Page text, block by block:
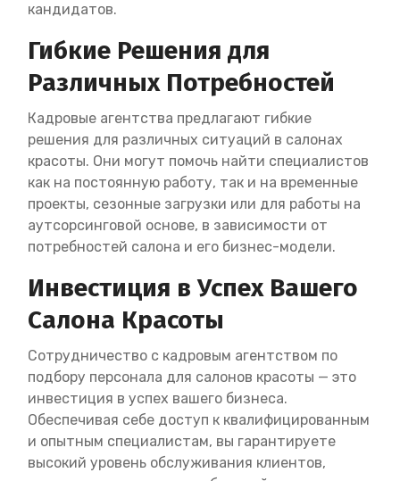
кандидатов.
Гибкие Решения для
Различных Потребностей
Кадровые агентства предлагают гибкие
решения для различных ситуаций в салонах
красоты. Они могут помочь найти специалистов
как на постоянную работу, так и на временные
проекты, сезонные загрузки или для работы на
аутсорсинговой основе, в зависимости от
потребностей салона и его бизнес-модели.
Инвестиция в Успех Вашего
Салона Красоты
Сотрудничество с кадровым агентством по
подбору персонала для салонов красоты — это
инвестиция в успех вашего бизнеса.
Обеспечивая себе доступ к квалифицированным
и опытным специалистам, вы гарантируете
высокий уровень обслуживания клиентов,